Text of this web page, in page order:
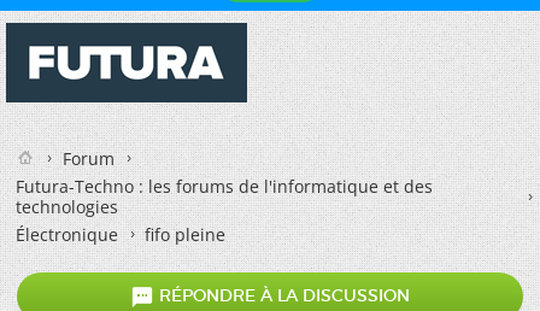
Forum
Futura-Techno : les forums de l'informatique et des
technologies
Électronique
fifo pleine
 RÉPONDRE À LA DISCUSSION